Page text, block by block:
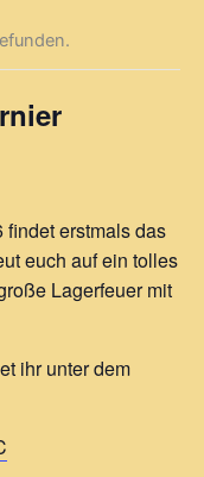
findet erstmals das
euch auf ein tolles
Lagerfeuer mit
ihr unter dem